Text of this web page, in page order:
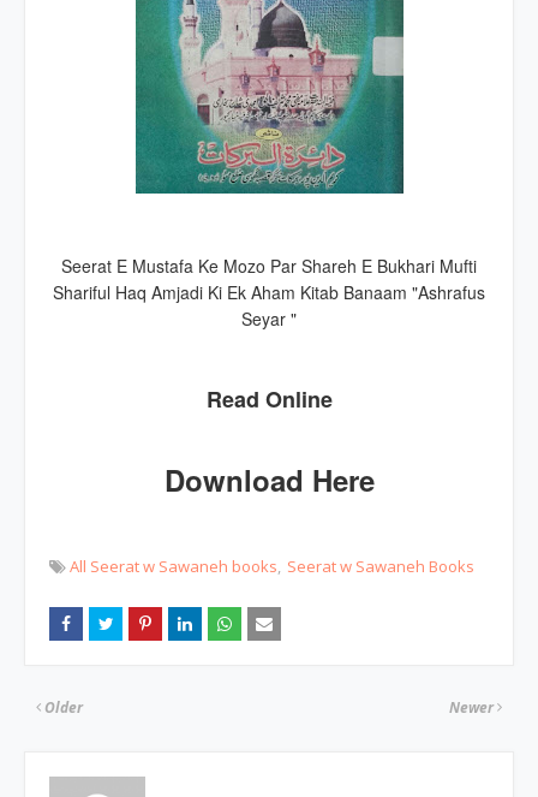
Seerat E Mustafa Ke Mozo Par Shareh E Bukhari Mufti
Shariful Haq Amjadi Ki Ek Aham Kitab Banaam "Ashrafus
Seyar "
Read Online
Download Here
All Seerat w Sawaneh books Seerat w Sawaneh Books
Newer
Older